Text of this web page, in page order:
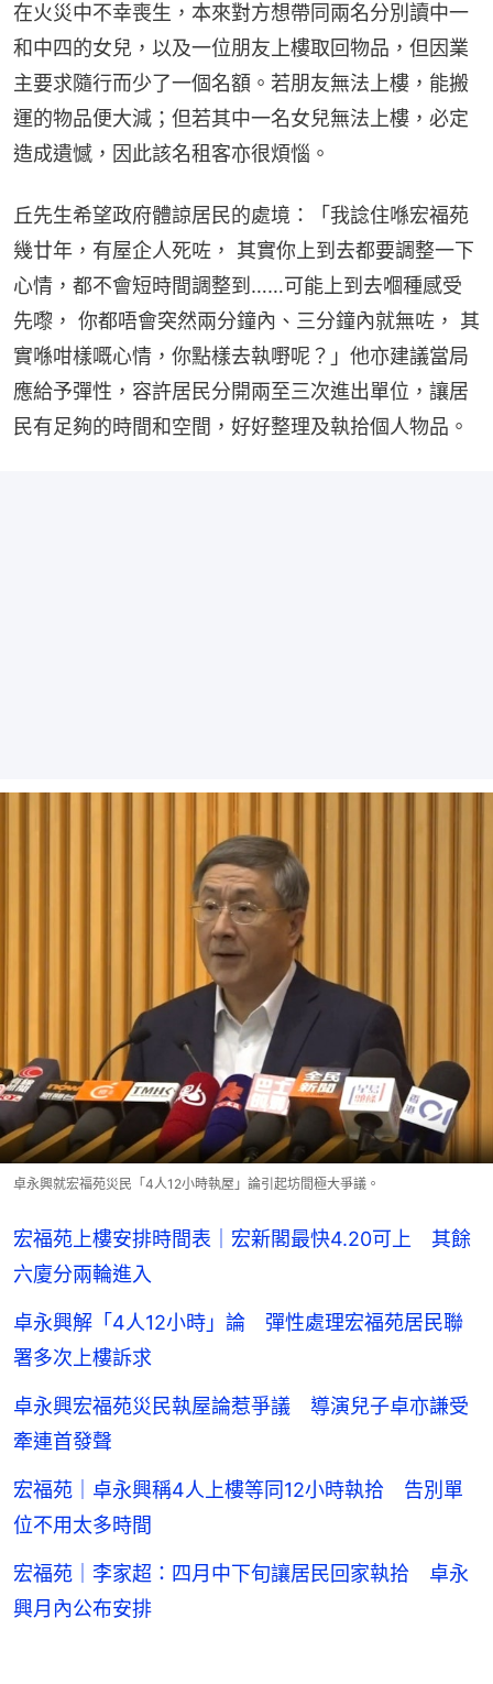
在火災中不幸喪生，本來對方想帶同兩名分別讀中一
和中四的女兒，以及一位朋友上樓取回物品，但因業
主要求隨行而少了一個名額。若朋友無法上樓，能搬
運的物品便大減；但若其中一名女兒無法上樓，必定
造成遺憾，因此該名租客亦很煩惱。
丘先生希望政府體諒居民的處境：「我諗住喺宏福苑
幾廿年，有屋企人死咗， 其實你上到去都要調整一下
心情，都不會短時間調整到……可能上到去嗰種感受
先嚟， 你都唔會突然兩分鐘內、三分鐘內就無咗， 其
實喺咁樣嘅心情，你點樣去執嘢呢？」他亦建議當局
應給予彈性，容許居民分開兩至三次進出單位，讓居
民有足夠的時間和空間，好好整理及執拾個人物品。
卓永興就宏福苑災民「4人12小時執屋」論引起坊間極大爭議。
宏福苑上樓安排時間表｜宏新閣最快4.20可上 其餘
六廈分兩輪進入
卓永興解「4人12小時」論 彈性處理宏福苑居民聯
署多次上樓訴求
卓永興宏福苑災民執屋論惹爭議 導演兒子卓亦謙受
牽連首發聲
宏福苑｜卓永興稱4人上樓等同12小時執拾 告別單
位不用太多時間
宏福苑｜李家超：四月中下旬讓居民回家執拾 卓永
興月內公布安排